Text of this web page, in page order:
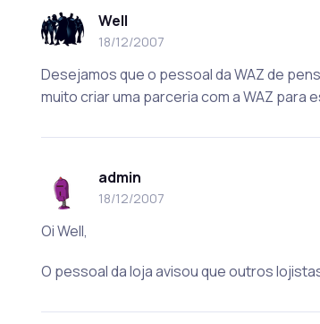
Well
18/12/2007
Desejamos que o pessoal da WAZ de
muito criar uma parceria com a WAZ para
admin
18/12/2007
Oi Well,
O pessoal da loja avisou que outros